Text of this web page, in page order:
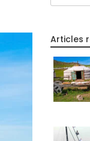
Articles